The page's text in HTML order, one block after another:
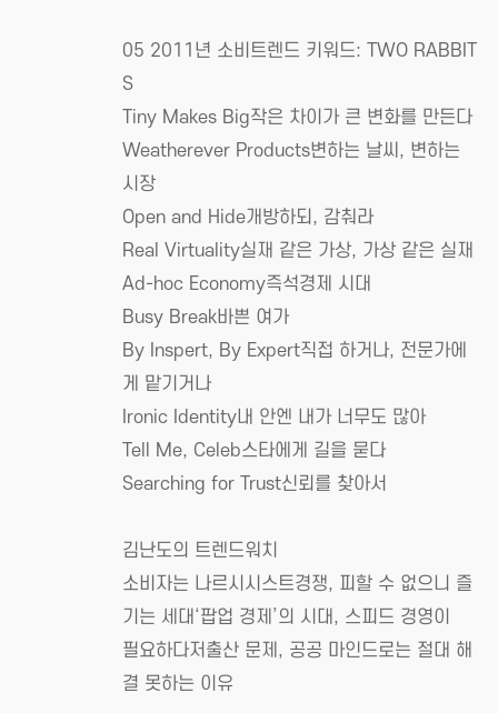
05 2011년 소비트렌드 키워드: TWO RABBIT
S
Tiny Makes Big작은 차이가 큰 변화를 만든다
Weatherever Products변하는 날씨, 변하는
시장
Open and Hide개방하되, 감춰라
Real Virtuality실재 같은 가상, 가상 같은 실재
Ad-hoc Economy즉석경제 시대
Busy Break바쁜 여가
By Inspert, By Expert직접 하거나, 전문가에
게 맡기거나
Ironic Identity내 안엔 내가 너무도 많아
Tell Me, Celeb스타에게 길을 묻다
Searching for Trust신뢰를 찾아서
김난도의 트렌드워치
소비자는 나르시시스트경쟁, 피할 수 없으니 즐
기는 세대‘팝업 경제’의 시대, 스피드 경영이
필요하다저출산 문제, 공공 마인드로는 절대 해
결 못하는 이유